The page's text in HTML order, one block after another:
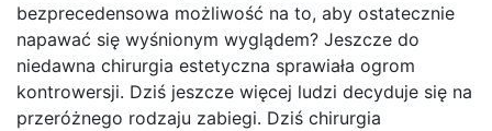
bezprecedensowa możliwość na to, aby ostatecznie
napawać się wyśnionym wyglądem? Jeszcze do
niedawna chirurgia estetyczna sprawiała ogrom
kontrowersji. Dziś jeszcze więcej ludzi decyduje się na
przeróżnego rodzaju zabiegi. Dziś chirurgia